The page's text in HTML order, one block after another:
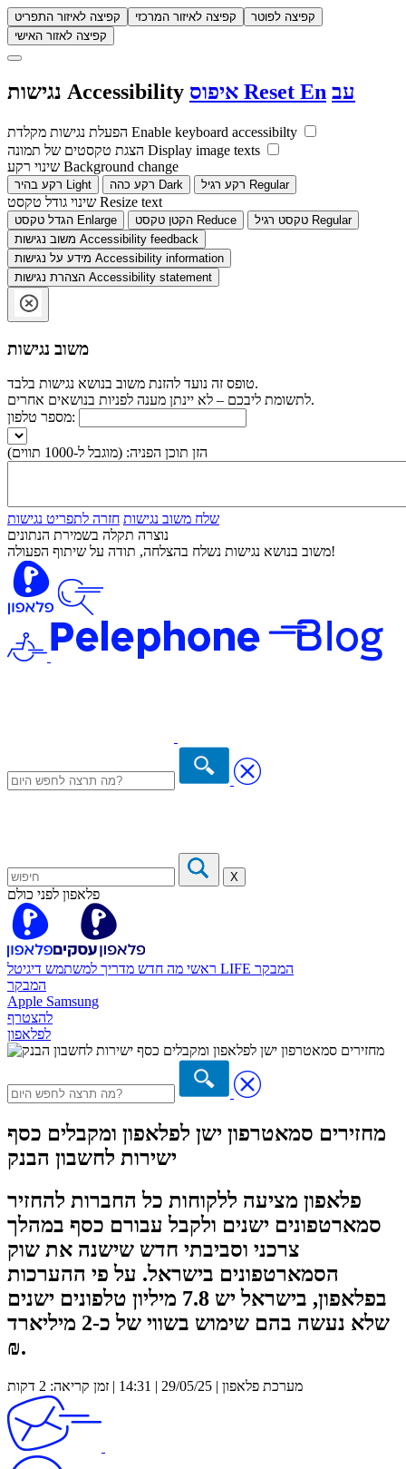
קפיצה לאיזור התפריט קפיצה לאיזור המרכזי
קפיצה לפוטר
קפיצה לאזור האישי
Accessibility Reset En עב
Enable keyboard accessibilty
Display image texts
Background change
Light Dark Regular
Resize text
Enlarge Reduce
Regular
Accessibility feedback
Accessibility information
Accessibility statement
משוב נגישות
טופס זה נועד להזנת משוב בנושא נגישות בלבד.
לתשומת ליבכם – לא יינתן מענה לפניות בנושאים אחרים.
מספר טלפון:
הזן תוכן הפניה: (מוגבל ל-1000 תווים)
שלח משוב נגישות חזרה לתפריט נגישות
נוצרה תקלה בשמירת הנתונים
משוב בנושא נגישות נשלח בהצלחה, תודה על שיתוף הפעולה!
X
פלאפון לפני כולם
ראשי מה חדש מדריך למשתמש דיגיטל LIFE המבקר
המבקר
Apple Samsung
להצטרף
לפלאפון
מחזירים סמאטרפון ישן לפלאפון ומקבלים כסף
ישירות לחשבון הבנק
פלאפון מציעה ללקוחות כל החברות להחזיר
סמארטפונים ישנים ולקבל עבורם כסף במהלך
צרכני וסביבתי חדש שישנה את שוק
הסמארטפונים בישראל. על פי ההערכות
בפלאפון, בישראל יש 7.8 מיליון טלפונים ישנים
שלא נעשה בהם שימוש בשווי של כ-2 מיליארד
₪.
מערכת פלאפון | 29/05/25 | 14:31 | זמן קריאה: 2 דקות